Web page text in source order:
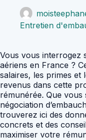
Entretien
Vous vous interrogez
aériens en France ?
salaires, les primes et
revenus dans cette
rémunérée. Que vous
négociation
trouverez ici des
concrets et des
maximiser votre